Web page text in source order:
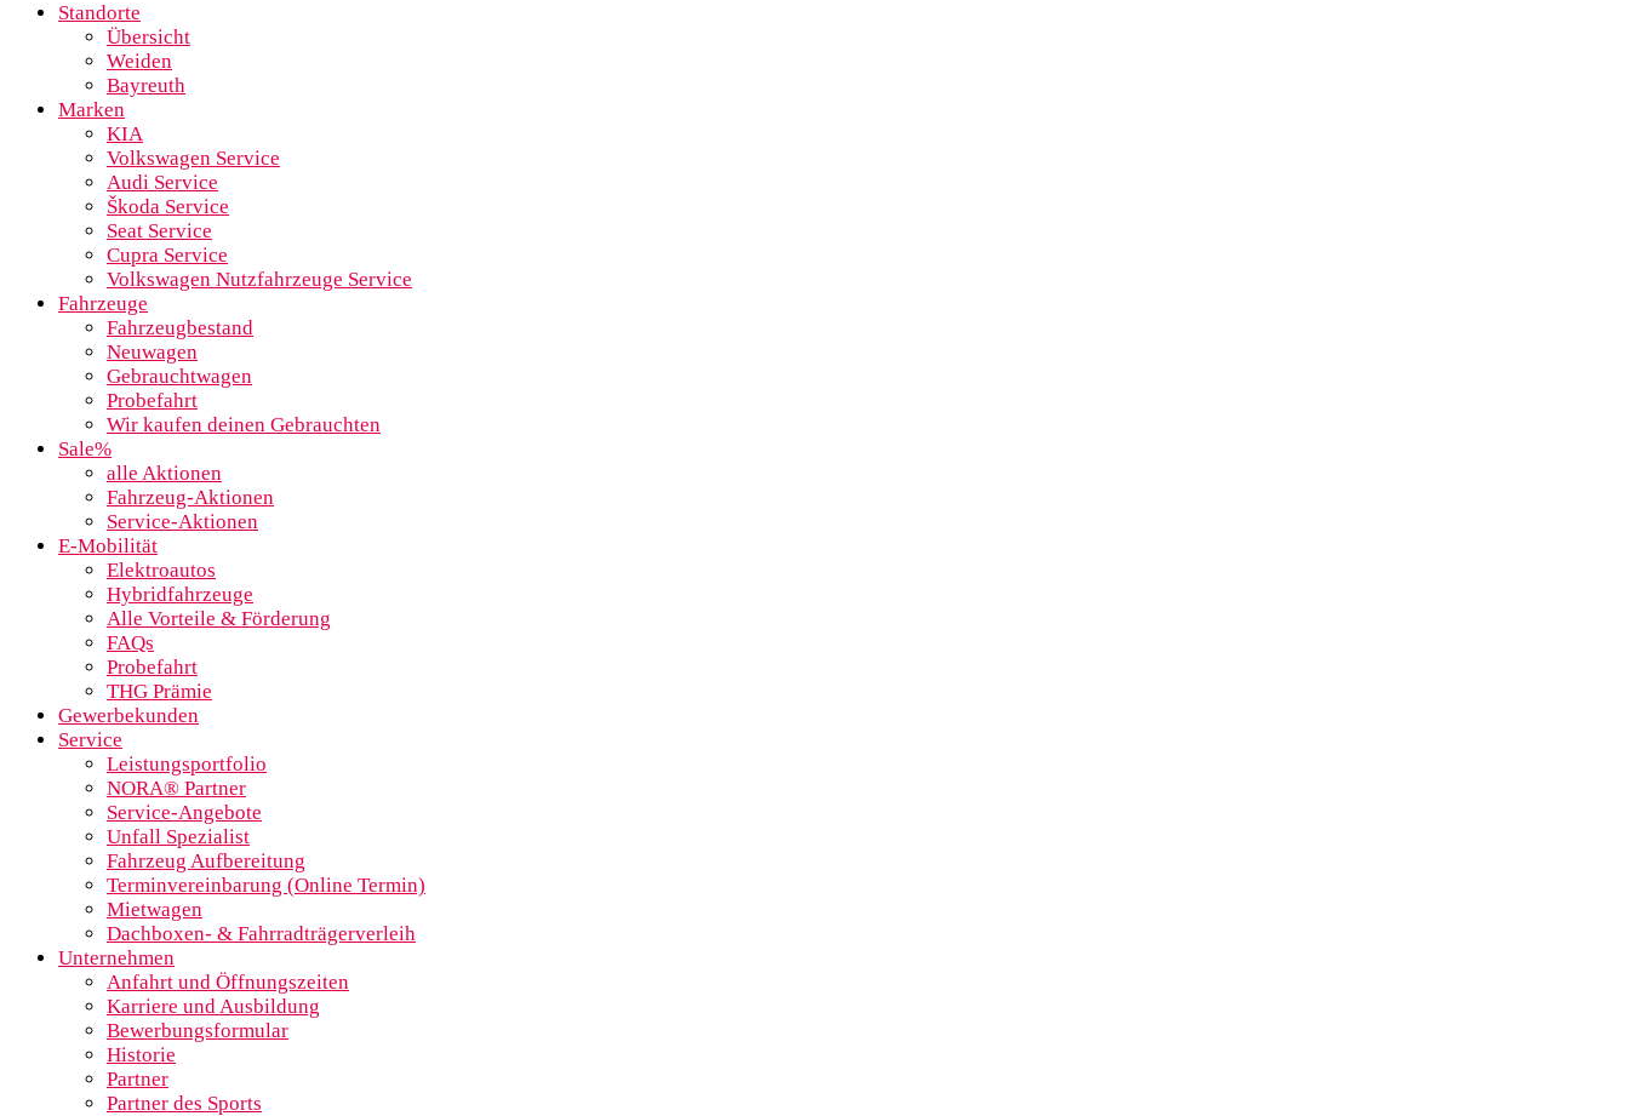
Standorte
Übersicht
Weiden
Bayreuth
Marken
KIA
Volkswagen Service
Audi Service
Škoda Service
Seat Service
Cupra Service
Volkswagen Nutzfahrzeuge Service
Fahrzeuge
Fahrzeugbestand
Neuwagen
Gebrauchtwagen
Probefahrt
Wir kaufen deinen Gebrauchten
Sale%
alle Aktionen
Fahrzeug-Aktionen
Service-Aktionen
E-Mobilität
Elektroautos
Hybridfahrzeuge
Alle Vorteile & Förderung
FAQs
Probefahrt
THG Prämie
Gewerbekunden
Service
Leistungsportfolio
NORA® Partner
Service-Angebote
Unfall Spezialist
Fahrzeug Aufbereitung
Terminvereinbarung (Online Termin)
Mietwagen
Dachboxen- & Fahrradträgerverleih
Unternehmen
Anfahrt und Öffnungszeiten
Karriere und Ausbildung
Bewerbungsformular
Historie
Partner
Partner des Sports